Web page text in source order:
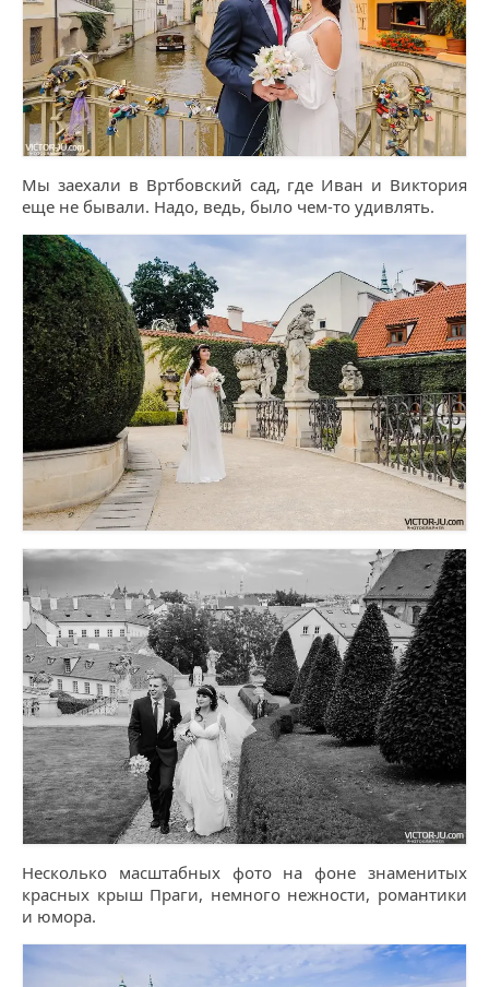
Мы заехали в Вртбовский сад, где Иван и Виктория
еще не бывали. Надо, ведь, было чем-то удивлять.
Несколько масштабных фото на фоне знаменитых
красных крыш Праги, немного нежности, романтики
и юмора.